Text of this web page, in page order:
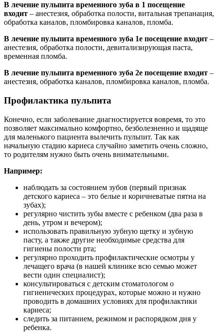
В лечение пульпита временного зуба в 1 посещение
входит – анестезия, обработка полости, витальная трепанация,
обработка каналов, пломбировка каналов, пломба.
В лечение пульпита временного зуба 1е посещение входит –
анестезия, обработка полости, девитализирующая паста,
временная пломба.
В лечение пульпита временного зуба 2е посещение входит –
анестезия, обработка каналов, пломбировка каналов, пломба.
Профилактика пульпита
Конечно, если заболевание диагностируется вовремя, то это
позволяет максимально комфортно, безболезненно и щадяще
для маленького пациента вылечить пульпит. Так как
начальную стадию кариеса случайно заметить очень сложно,
то родителям нужно быть очень внимательными.
Например:
наблюдать за состоянием зубов (первый признак
детского кариеса – это белые и коричневатые пятна на
зубах);
регулярно чистить зубы вместе с ребенком (два раза в
день, утром и вечером);
использовать правильную зубную щетку и зубную
пасту, а также другие необходимые средства для
гигиены полости рта;
регулярно проходить профилактические осмотры у
лечащего врача (в нашей клинике всю семью может
вести один специалист);
консультироваться с детским стоматологом о
гигиенических процедурах, которые можно и нужно
проводить в домашних условиях для профилактики
кариеса;
следить за питанием, режимом и распорядком дня у
ребенка.